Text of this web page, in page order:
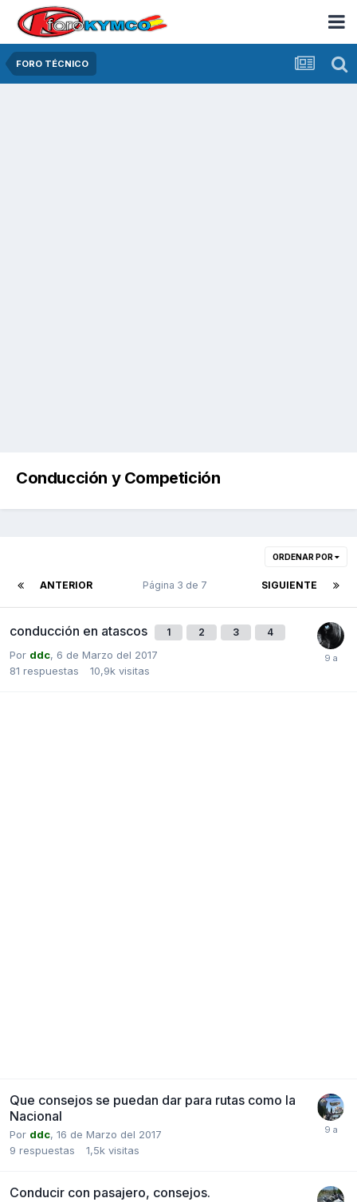
FORO TÉCNICO
Conducción y Competición
ORDENAR POR
ANTERIOR SIGUIENTE
Página 3 de 7
conducción en atascos 1 2 3 4
Por ddc, 6 de Marzo del 2017
81 respuestas 10,9k visitas
Que consejos se puedan dar para rutas como la
Nacional
Por ddc, 16 de Marzo del 2017
9 respuestas 1,5k visitas
Conducir con pasajero, consejos.